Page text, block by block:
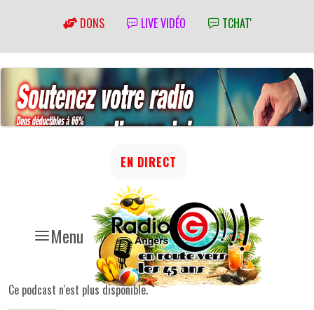
DONS LIVE VIDÉO TCHAT'
Menu
EN DIRECT
Ce podcast n'est plus disponible.